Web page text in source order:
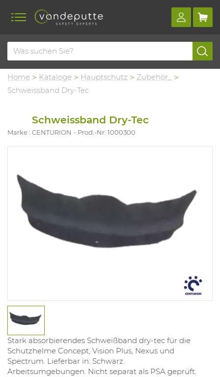
Home Kataloge Hauptschutz
Zubehör_
Schweissband Dry-Tec
Schweissband Dry-Tec
Marke : CENTURION Prod.-Nr. 1000300
Stark absorbierendes Schweißband dry-tec für die
Schutzhelme Concept, Vision Plus, Nexus und
Spectrum. Lieferbar in: Schwarz.
Arbeitsumgebungen. Nicht separat als PSA geprüft.